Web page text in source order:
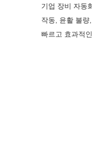
기업 장비 자동
작동, 윤활 불
빠르고 효과적